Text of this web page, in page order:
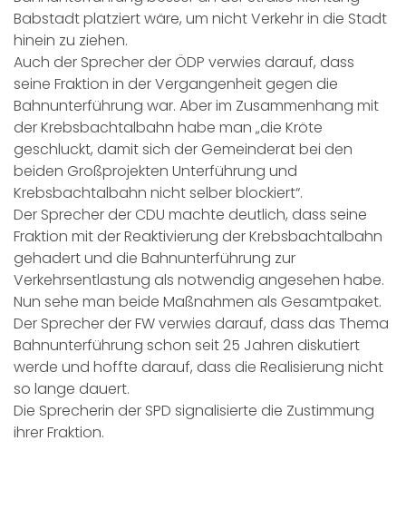
Babstadt platziert wäre, um nicht Verkehr in die Stadt
hinein zu ziehen.
Auch der Sprecher der ÖDP verwies darauf, dass
seine Fraktion in der Vergangenheit gegen die
Bahnunterführung war. Aber im Zusammenhang mit
der Krebsbachtalbahn habe man „die Kröte
geschluckt, damit sich der Gemeinderat bei den
beiden Großprojekten Unterführung und
Krebsbachtalbahn nicht selber blockiert“.
Der Sprecher der CDU machte deutlich, dass seine
Fraktion mit der Reaktivierung der Krebsbachtalbahn
gehadert und die Bahnunterführung zur
Verkehrsentlastung als notwendig angesehen habe.
Nun sehe man beide Maßnahmen als Gesamtpaket.
Der Sprecher der FW verwies darauf, dass das Thema
Bahnunterführung schon seit 25 Jahren diskutiert
werde und hoffte darauf, dass die Realisierung nicht
so lange dauert.
Die Sprecherin der SPD signalisierte die Zustimmung
ihrer Fraktion.